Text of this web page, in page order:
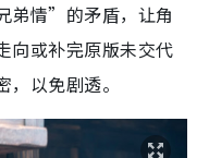
弟情”的矛盾，让角
向或补完原版未交代
以免剧透。